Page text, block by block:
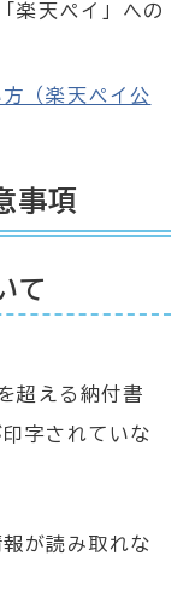
楽天ペイ」への
（楽天ペイ公
事項
て
超える納付書
字されていな
が読み取れな